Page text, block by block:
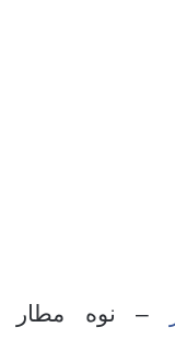
– نوه مطار